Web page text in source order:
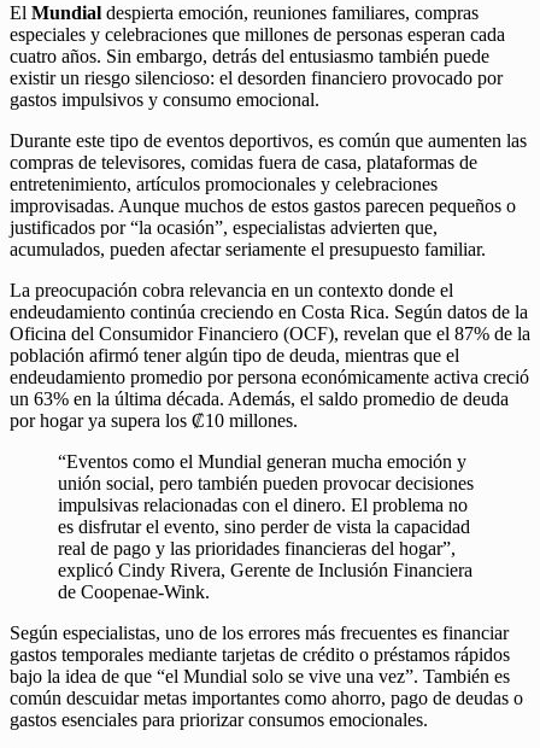
El Mundial despierta emoción, reuniones familiares, compras
especiales y celebraciones que millones de personas esperan cada
cuatro años. Sin embargo, detrás del entusiasmo también puede
existir un riesgo silencioso: el desorden financiero provocado por
gastos impulsivos y consumo emocional.
Durante este tipo de eventos deportivos, es común que aumenten las
compras de televisores, comidas fuera de casa, plataformas de
entretenimiento, artículos promocionales y celebraciones
improvisadas. Aunque muchos de estos gastos parecen pequeños o
justificados por “la ocasión”, especialistas advierten que,
acumulados, pueden afectar seriamente el presupuesto familiar.
La preocupación cobra relevancia en un contexto donde el
endeudamiento continúa creciendo en Costa Rica. Según datos de la
Oficina del Consumidor Financiero (OCF), revelan que el 87% de la
población afirmó tener algún tipo de deuda, mientras que el
endeudamiento promedio por persona económicamente activa creció
un 63% en la última década. Además, el saldo promedio de deuda
por hogar ya supera los ₡10 millones.
“Eventos como el Mundial generan mucha emoción y
unión social, pero también pueden provocar decisiones
impulsivas relacionadas con el dinero. El problema no
es disfrutar el evento, sino perder de vista la capacidad
real de pago y las prioridades financieras del hogar”,
explicó Cindy Rivera, Gerente de Inclusión Financiera
de Coopenae-Wink.
Según especialistas, uno de los errores más frecuentes es financiar
gastos temporales mediante tarjetas de crédito o préstamos rápidos
bajo la idea de que “el Mundial solo se vive una vez”. También es
común descuidar metas importantes como ahorro, pago de deudas o
gastos esenciales para priorizar consumos emocionales.